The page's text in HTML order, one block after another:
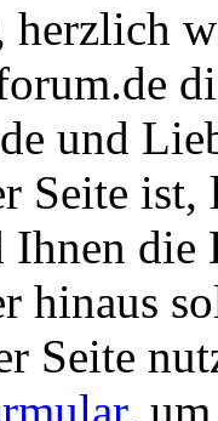
herzlich
und
Seite
die
hinaus
Seite
,